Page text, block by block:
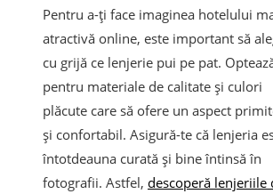
Pentru a-ți face imaginea hotelului
atractivă online, este important să
cu grijă ce lenjerie pui pe pat.
pentru materiale de calitate și culori
plăcute care să ofere un aspect
și confortabil. Asigură-te că lenjeria
întotdeauna curată și bine întinsă în
fotografii. Astfel, descoperă lenjeriile